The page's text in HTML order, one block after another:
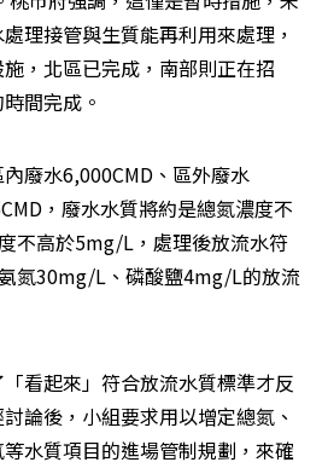
理接管與生質能再利用來處理，
，北區已完成，南部則正在招
間完成。
廢水6,000CMD、區外廢水
，廢水水質將約是總氮濃度不
不高於5mg/L，處理後放流水符
氮30mg/L、磷酸鹽4mg/L的放流
看起來」符合放流水質標準才反
論後，小組要求用以增定總氮、
水質項目的進場管制規劃，來確